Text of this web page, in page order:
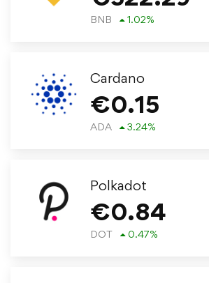
BNB 1.02%
Cardano
€0.15
ADA 3.24%
Polkadot
€0.84
DOT 0.47%